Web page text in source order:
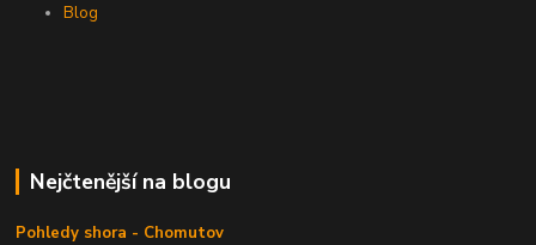
Blog
Nejčtenější na blogu
Pohledy shora - Chomutov